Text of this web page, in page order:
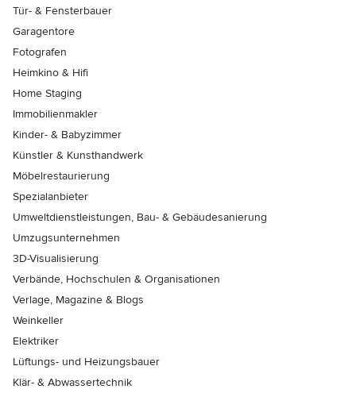
Tür- & Fensterbauer
Garagentore
Fotografen
Heimkino & Hifi
Home Staging
Immobilienmakler
Kinder- & Babyzimmer
Künstler & Kunsthandwerk
Möbelrestaurierung
Spezialanbieter
Umweltdienstleistungen, Bau- & Gebäudesanierung
Umzugsunternehmen
3D-Visualisierung
Verbände, Hochschulen & Organisationen
Verlage, Magazine & Blogs
Weinkeller
Elektriker
Lüftungs- und Heizungsbauer
Klär- & Abwassertechnik